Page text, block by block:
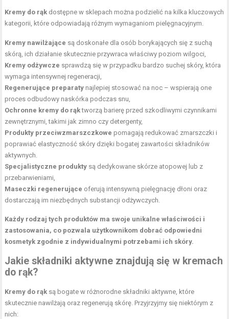
Kremy do rąk dostępne w sklepach można podzielić na kilka kluczowych
kategorii, które odpowiadają różnym wymaganiom pielęgnacyjnym.
Kremy nawilżające są doskonałe dla osób borykających się z suchą
skórą, ich działanie skutecznie przywraca właściwy poziom wilgoci,
Kremy odżywcze sprawdzą się w przypadku bardzo suchej skóry, która
wymaga intensywnej regeneracji,
Regenerujące preparaty najlepiej stosować na noc – wspierają one
proces odbudowy naskórka podczas snu,
Ochronne kremy do rąktworzą barierę przed szkodliwymi czynnikami
zewnętrznymi, takimi jak zimno czy detergenty,
Produkty przeciwzmarszczkowe pomagają redukować zmarszczki i
poprawiać elastyczność skóry dzięki bogatej zawartości składników
aktywnych.
Specjalistyczne produkty są dedykowane skórze atopowej lub z
przebarwieniami,
Maseczki regenerujące oferują intensywną pielęgnację dłoni oraz
dostarczają im niezbędnych substancji odżywczych.
Każdy rodzaj tych produktów ma swoje unikalne właściwości i
zastosowania, co pozwala użytkownikom dobrać odpowiedni
kosmetyk zgodnie z indywidualnymi potrzebami ich skóry.
Jakie składniki aktywne znajdują się w kremach
do rąk?
Kremy do rąk są bogate w różnorodne składniki aktywne, które
skutecznie nawilżają oraz regenerują skórę. Przyjrzyjmy się niektórym z
nich: